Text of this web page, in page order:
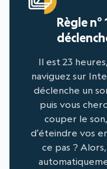
Règle
Il est 23
naviguez sur
déclenche un
puis vous
couper le
d’éteindre vos
ce pas ?